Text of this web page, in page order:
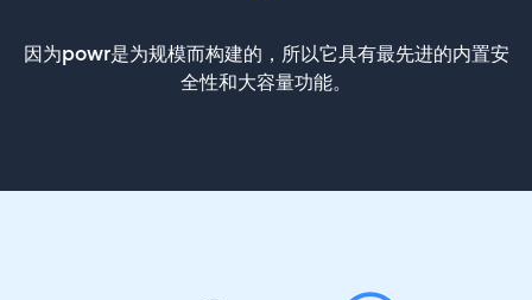
因为powr是为规模而构建的，所以它具有最先进的内置安
全性和大容量功能。